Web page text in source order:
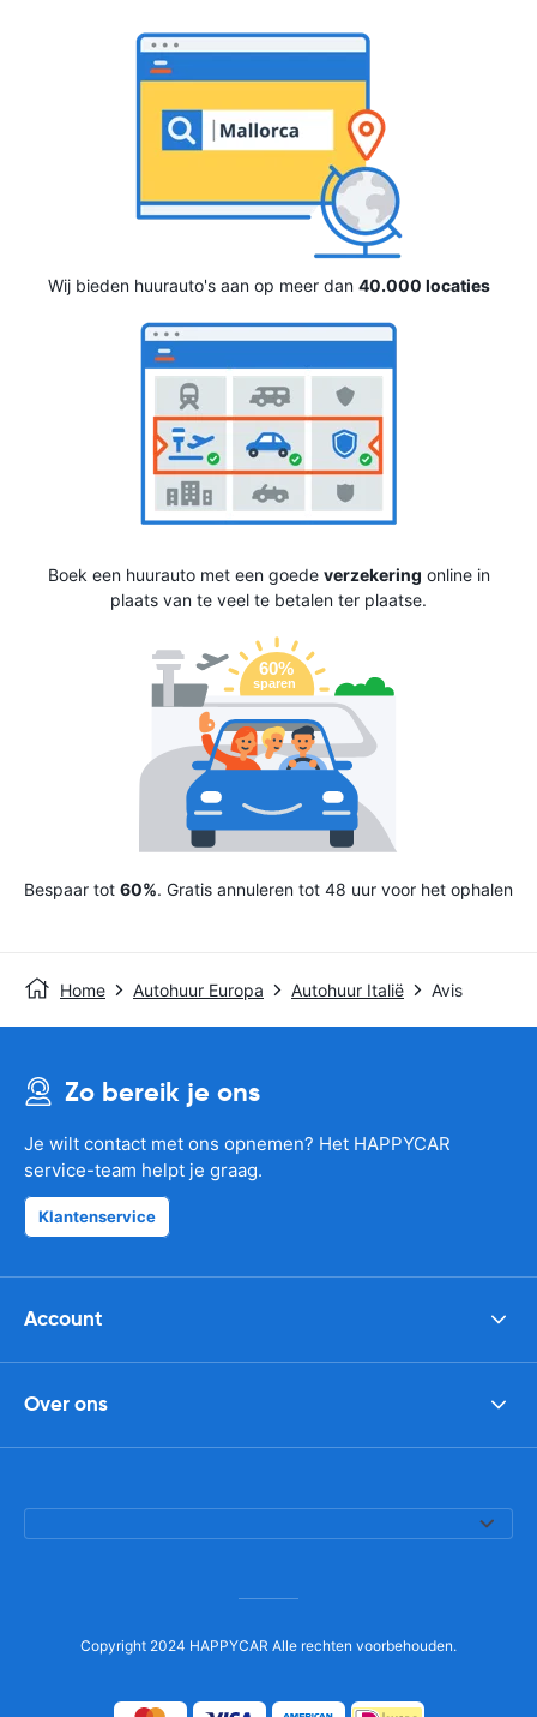
Wij bieden huurauto's aan op meer dan 40.000 locaties
Boek een huurauto met een goede verzekering online in
plaats van te veel te betalen ter plaatse.
Bespaar tot 60%. Gratis annuleren tot 48 uur voor het ophalen
Home Autohuur Europa Autohuur Italië Avis
Zo bereik je ons
Je wilt contact met ons opnemen? Het HAPPYCAR
service-team helpt je graag.
Klantenservice
Account
Over ons
Copyright 2024 HAPPYCAR Alle rechten voorbehouden.